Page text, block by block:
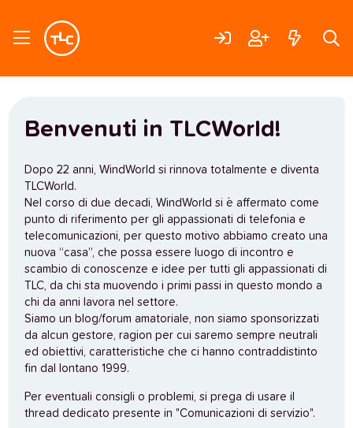
Benvenuti in TLCWorld!
Dopo 22 anni, WindWorld si rinnova totalmente e diventa
TLCWorld.
Nel corso di due decadi, WindWorld si è affermato come
punto di riferimento per gli appassionati di telefonia e
telecomunicazioni, per questo motivo abbiamo creato una
nuova “casa”, che possa essere luogo di incontro e
scambio di conoscenze e idee per tutti gli appassionati di
TLC, da chi sta muovendo i primi passi in questo mondo a
chi da anni lavora nel settore.
Siamo un blog/forum amatoriale, non siamo sponsorizzati
da alcun gestore, ragion per cui saremo sempre neutrali
ed obiettivi, caratteristiche che ci hanno contraddistinto
fin dal lontano 1999.
Per eventuali consigli o problemi, si prega di usare il
thread dedicato presente in "Comunicazioni di servizio".